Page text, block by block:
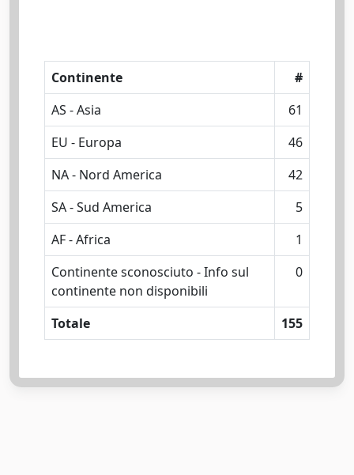
Continente
#
AS - Asia
61
EU - Europa
46
NA - Nord America
42
SA - Sud America
5
AF - Africa
1
Continente sconosciuto - Info sul
continente non disponibili
0
Totale 155